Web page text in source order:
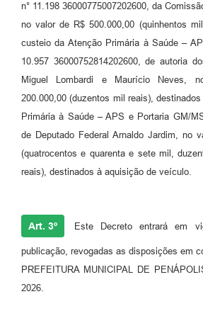
n° 11.198 36000775007202600, da
no valor de R$ 500.000,00 (quinhentos
custeio da Atenção Primária à Saúde –
10.957 36000752814202600, de autoria
Miguel Lombardi e Maurício Neves,
200.000,00 (duzentos mil reais),
Primária à Saúde – APS e Portaria GM/
de Deputado Federal Arnaldo Jardim, no
(quatrocentos e quarenta e sete mil,
reais), destinados à aquisição de veículo.
Art. 3º Este Decreto entrará em
publicação, revogadas as disposições em
PREFEITURA MUNICIPAL DE
2026.